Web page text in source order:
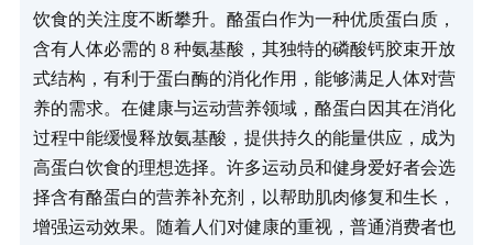
饮食的关注度不断攀升。酪蛋白作为一种优质蛋白质，
含有人体必需的 8 种氨基酸，其独特的磷酸钙胶束开放
式结构，有利于蛋白酶的消化作用，能够满足人体对营
养的需求。在健康与运动营养领域，酪蛋白因其在消化
过程中能缓慢释放氨基酸，提供持久的能量供应，成为
高蛋白饮食的理想选择。许多运动员和健身爱好者会选
择含有酪蛋白的营养补充剂，以帮助肌肉修复和生长，
增强运动效果。随着人们对健康的重视，普通消费者也